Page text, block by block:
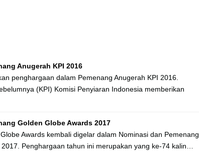
Anugerah KPI 2016
penghargaan dalam Pemenang Anugerah KPI 2016.
(KPI) Komisi Penyiaran Indonesia memberikan
Golden Globe Awards 2017
Awards kembali digelar dalam Nominasi dan Pemenang
2017. Penghargaan tahun ini merupakan yang ke-74 kalin…